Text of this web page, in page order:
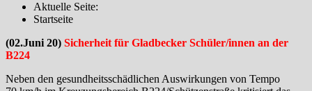
Aktuelle Seite:
Startseite
(02.Juni 20) Sicherheit für Gladbecker Schüler/innen an der
B224
Neben den gesundheitsschädlichen Auswirkungen von Tempo